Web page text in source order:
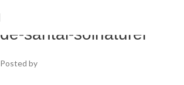
Peigne-en-corne-de-
de-santal-soinaturel
Posted by